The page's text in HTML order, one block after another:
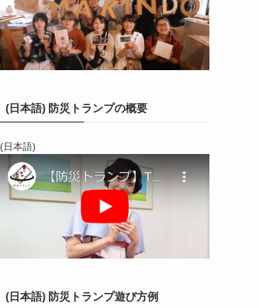
(日本語) 防災トランプの概要
(日本語)
(日本語) 防災トランプ遊び方例